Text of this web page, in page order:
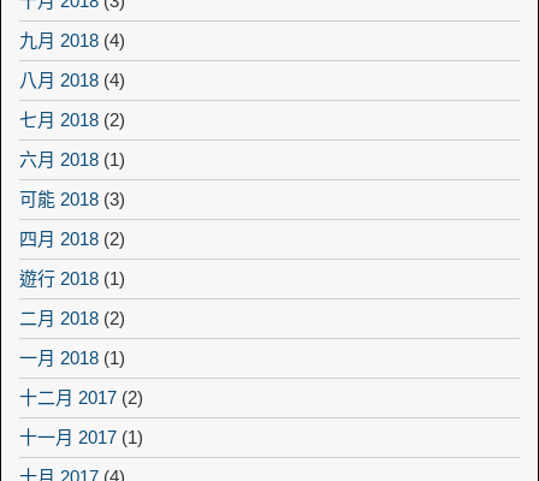
九月 2018 (4)
八月 2018 (4)
七月 2018 (2)
六月 2018 (1)
可能 2018 (3)
四月 2018 (2)
遊行 2018 (1)
二月 2018 (2)
一月 2018 (1)
十二月 2017 (2)
十一月 2017 (1)